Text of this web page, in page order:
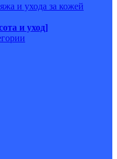
и ухода за кожей
и уход]